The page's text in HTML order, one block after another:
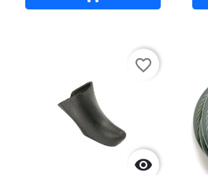

favorite_border